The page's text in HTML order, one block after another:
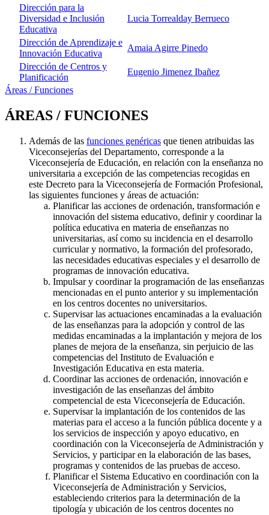
Dirección para la
Diversidad e Inclusión
Educativa
Lucia Torrealday Berrueco
Dirección de Aprendizaje e
Innovación Educativa
Amaia Agirre Pinedo
Dirección de Centros y
Planificación
Eugenio Jimenez Ibañez
Áreas / Funciones
ÁREAS / FUNCIONES
Además de las funciones genéricas que tienen atribuidas las
Viceconsejerías del Departamento, corresponde a la
Viceconsejería de Educación, en relación con la enseñanza no
universitaria a excepción de las competencias recogidas en
este Decreto para la Viceconsejería de Formación Profesional,
las siguientes funciones y áreas de actuación:
Planificar las acciones de ordenación, transformación e
innovación del sistema educativo, definir y coordinar la
política educativa en materia de enseñanzas no
universitarias, así como su incidencia en el desarrollo
curricular y normativo, la formación del profesorado,
las necesidades educativas especiales y el desarrollo de
programas de innovación educativa.
Impulsar y coordinar la programación de las enseñanzas
mencionadas en el punto anterior y su implementación
en los centros docentes no universitarios.
Supervisar las actuaciones encaminadas a la evaluación
de las enseñanzas para la adopción y control de las
medidas encaminadas a la implantación y mejora de los
planes de mejora de la enseñanza, sin perjuicio de las
competencias del Instituto de Evaluación e
Investigación Educativa en esta materia.
Coordinar las acciones de ordenación, innovación e
investigación de las enseñanzas del ámbito
competencial de esta Viceconsejería de Educación.
Supervisar la implantación de los contenidos de las
materias para el acceso a la función pública docente y a
los servicios de inspección y apoyo educativo, en
coordinación con la Viceconsejería de Administración y
Servicios, y participar en la elaboración de las bases,
programas y contenidos de las pruebas de acceso.
Planificar el Sistema Educativo en coordinación con la
Viceconsejería de Administración y Servicios,
estableciendo criterios para la determinación de la
tipología y ubicación de los centros docentes no